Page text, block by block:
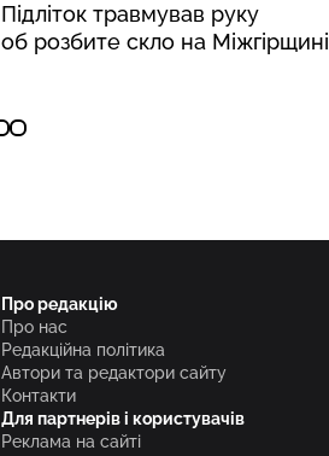
Підліток травмував руку
об розбите скло на Міжгірщині
Про редакцію
Про нас
Редакційна політика
Автори та редактори сайту
Контакти
Для партнерів і користувачів
Реклама на сайті